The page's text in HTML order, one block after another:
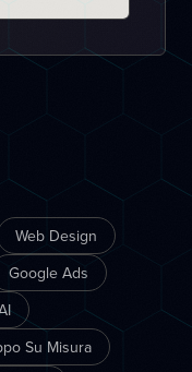
Web Design
Google Ads
Su Misura